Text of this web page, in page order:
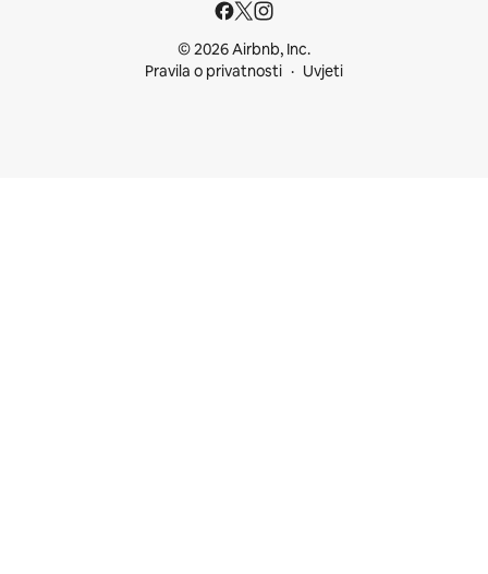
© 2026 Airbnb, Inc.
Pravila o privatnosti
Uvjeti